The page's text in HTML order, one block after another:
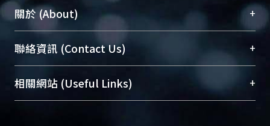
關於 (About) +
臺大位居世界頂尖大學之列，為永久珍藏及向國際
展現本校豐碩的研究成果及學術能量，圖書館整合
機構典藏（NTUR）與學術庫（AH）不同功能平
台，成為臺大學術典藏NTU scholars。期能整合研
聯絡資訊 (Contact Us) +
總館學科館員(Main Library)
醫學圖書館學科館員(Medical Library)
相關網站 (Useful Links) +